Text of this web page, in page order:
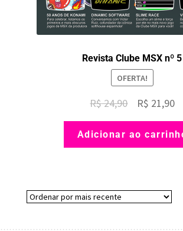
Revista Clube MSX nº 5
OFERTA!
R$24,90
preço
original
R$ 21,90O
Adicionar ao